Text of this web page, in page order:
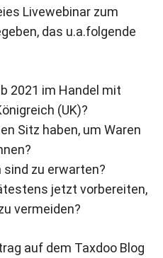
Livewebinar zum
das u.a.folgende
2021 im Handel mit
(UK)?
Sitz haben, um Waren
zu erwarten?
jetzt vorbereiten,
vermeiden?
auf dem Taxdoo Blog